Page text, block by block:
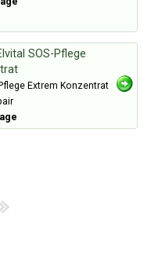
SOS-Pflege
Extrem Konzentrat